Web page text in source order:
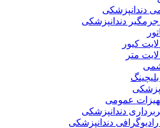
دندانپزشکی
دندانپزشکی
کیور
متر
پزشکی
عمومی
دندانپزشکی
دندانپزشکی